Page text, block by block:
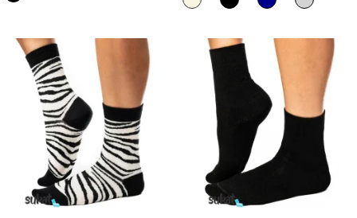
muunnelma.
tuotteen
sivulla.
muunnelma.
tehdä
valinnat
tuotteen
sivulla.